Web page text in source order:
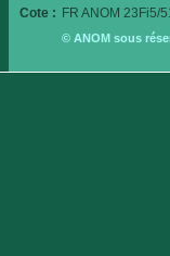
Cote : FR ANOM 23Fi5/
© ANOM sous